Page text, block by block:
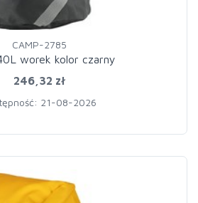
CAMP-2785
worek kolor czarny
246,32 zł
21-08-2026